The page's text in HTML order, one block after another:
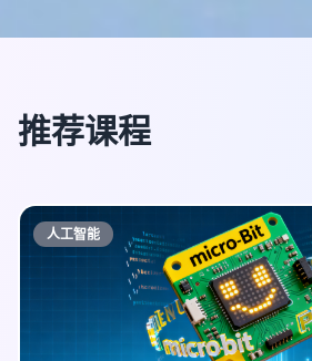
推荐课程
人工智能